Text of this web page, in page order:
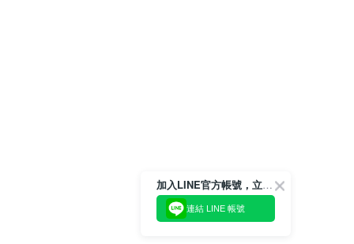
加入LINE官方帳號，立即獲得$100購物金!
連結 LINE 帳號